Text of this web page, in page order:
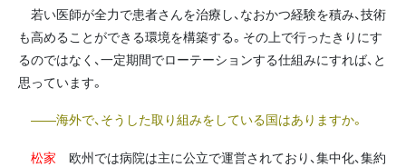
若い医師が全力で患者さんを治療し、なおかつ経験を積み、技術
も高めることができる環境を構築する。その上で行ったきりにす
るのではなく、一定期間でローテーションする仕組みにすれば、と
思っています。
――海外で、そうした取り組みをしている国はありますか。
松家 欧州では病院は主に公立で運営されており、集中化、集約